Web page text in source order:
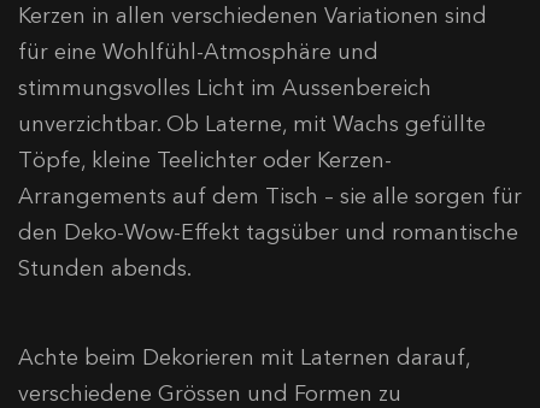
Kerzen in allen verschiedenen Variationen sind
für eine Wohlfühl-Atmosphäre und
stimmungsvolles Licht im Aussenbereich
unverzichtbar. Ob Laterne, mit Wachs gefüllte
Töpfe, kleine Teelichter oder Kerzen-
Arrangements auf dem Tisch – sie alle sorgen für
den Deko-Wow-Effekt tagsüber und romantische
Stunden abends.
Achte beim Dekorieren mit Laternen darauf,
verschiedene Grössen und Formen zu